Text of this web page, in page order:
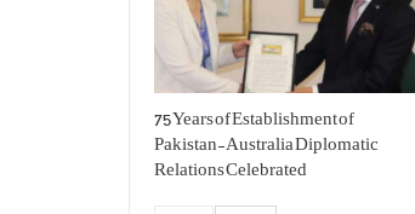
75 Years of Establishment of
Pakistan-Australia Diplomatic
Relations Celebrated